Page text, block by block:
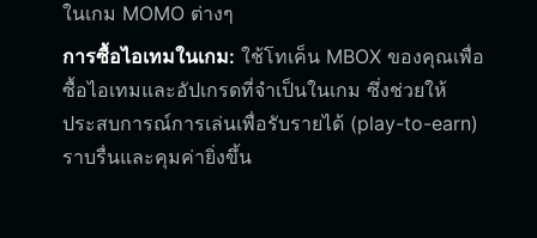
ในเกม MOMO ต่างๆ
การซื้อไอเทมในเกม: ใช้โทเค็น MBOX ของคุณเพื่อ
ซื้อไอเทมและอัปเกรดที่จำเป็นในเกม ซึ่งช่วยให้
ประสบการณ์การเล่นเพื่อรับรายได้ (play-to-earn)
ราบรื่นและคุมค่ายิ่งขึ้น